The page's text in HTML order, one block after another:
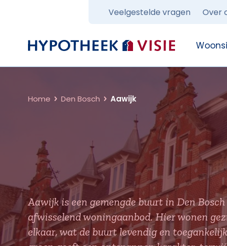
Veelgestelde vragen Over
Terug naar home
Home Den Bosch Aawijk
Aawijk is een gemengde buurt in Den
afwisselend woningaanbod. Hier wonen
elkaar, wat de buurt levendig en